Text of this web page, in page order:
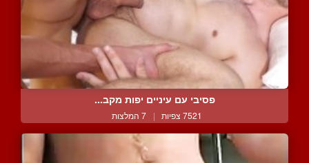
פסיבי עם עיניים יפות מקב...
7521 צפיות | 7 המלצות